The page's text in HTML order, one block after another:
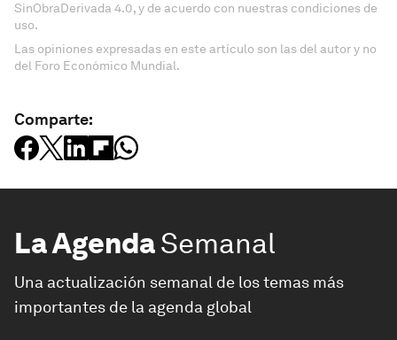
SinObraDerivada 4.0, y de acuerdo con nuestras condiciones de
uso.
Las opiniones expresadas en este artículo son las del autor y no
del Foro Económico Mundial.
Comparte:
La AgendaSemanal
Una actualización semanal de los temas más
importantes de la agenda global